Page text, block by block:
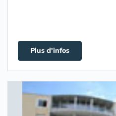
Plus d'infos